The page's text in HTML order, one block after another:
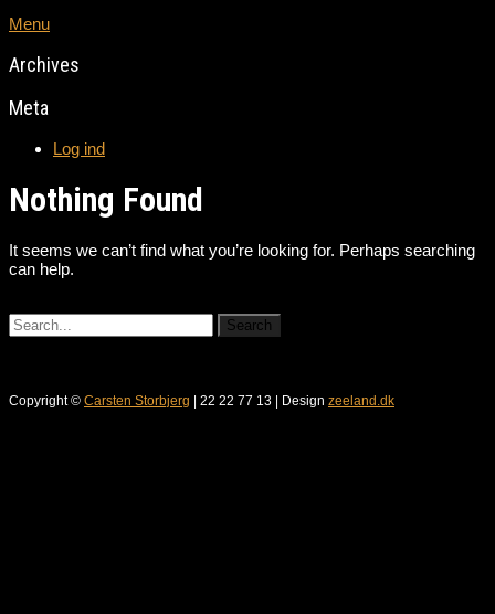
Menu
Archives
Meta
Log ind
Nothing Found
It seems we can’t find what you’re looking for. Perhaps searching
can help.
Copyright © Carsten Storbjerg | 22 22 77 13 | Design zeeland.dk